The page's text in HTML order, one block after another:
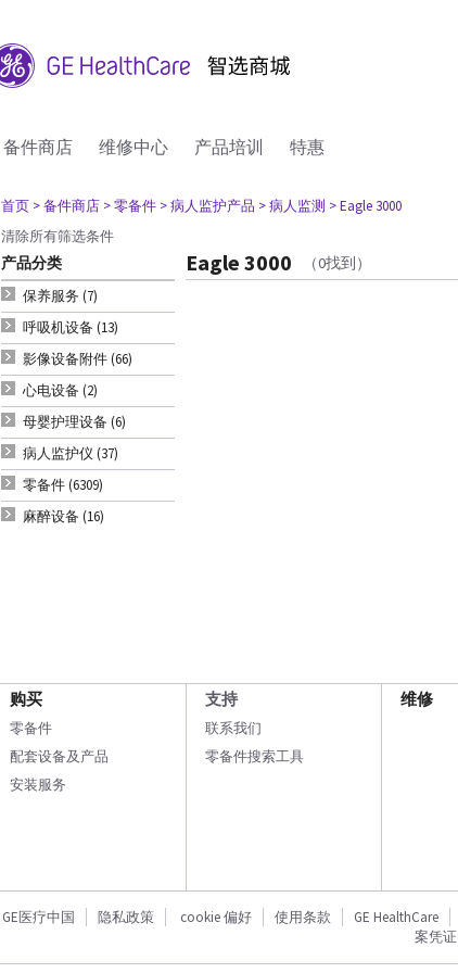
备件商店 维修中心 产品培训 特惠
首页 > 备件商店 > 零备件 > 病人监护产品 > 病人监测 > Eagle 3000
清除所有筛选条件
产品分类
保养服务 (7)
呼吸机设备 (13)
影像设备附件 (66)
心电设备 (2)
母婴护理设备 (6)
病人监护仪 (37)
零备件 (6309)
麻醉设备 (16)
Eagle 3000 （0找到）
购买
零备件
配套设备及产品
安装服务
支持
联系我们
零备件搜索工具
维修
GE医疗中国 隐私政策 cookie 偏好 使用条款 GE HealthCare
案凭证